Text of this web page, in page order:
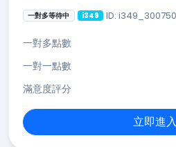
一對多等待中 i349 ID: i349_300750
一對多點數
一對一點數
滿意度評分
立即進入